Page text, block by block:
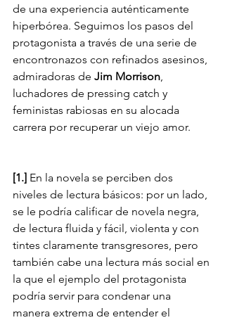
de una experiencia auténticamente
hiperbórea. Seguimos los pasos del
protagonista a través de una serie de
encontronazos con refinados asesinos,
admiradoras de Jim Morrison
luchadores de pressing catch y
feministas rabiosas en su alocada
carrera por recuperar un viejo amor.
[1.] En la novela se perciben dos
niveles de lectura básicos: por un lado,
se le podría calificar de novela negra,
de lectura fluida y fácil, violenta y con
tintes claramente transgresores, pero
también cabe una lectura más social en
la que el ejemplo del protagonista
podría servir para condenar una
manera extrema de entender el